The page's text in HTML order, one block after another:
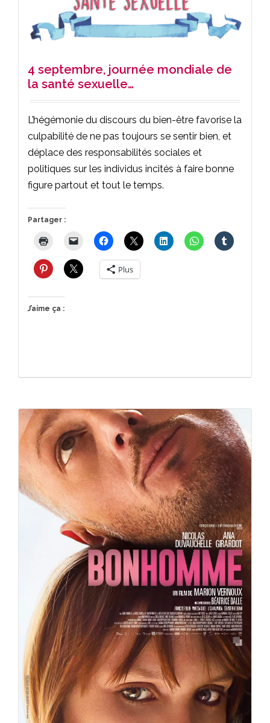
4 septembre, journée mondiale de
la santé sexuelle…
L’hégémonie du discours du bien-être favorise la
culpabilité de ne pas toujours se sentir bien, et
déplace des responsabilités sociales et
politiques sur les individus incités à faire bonne
figure partout et tout le temps.
Partager :
Plus
J’aime ça :